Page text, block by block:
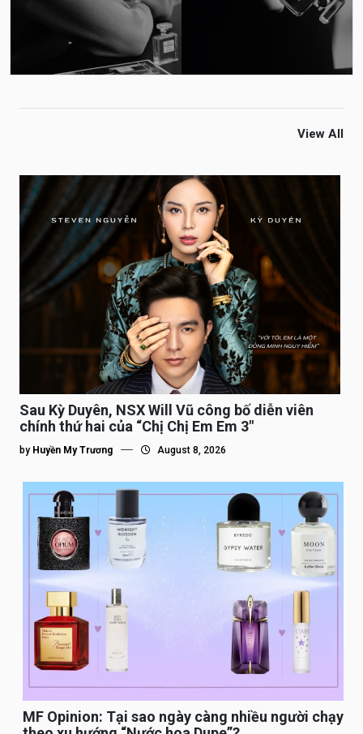
View All
Sau Kỳ Duyên, NSX Will Vũ công bố diễn viên
chính thứ hai của “Chị Chị Em Em 3″
by Huyền My Trương August 8, 2026
MF Opinion: Tại sao ngày càng nhiều người chạy